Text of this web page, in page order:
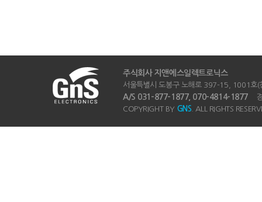
주식회사 지앤에스일렉트로닉스
서울특별시 도봉구 노해로 397-15,
A/S 031-877-1877, 070-4814-1877경
COPYRIGHT BY GNS . ALL RIGHTS